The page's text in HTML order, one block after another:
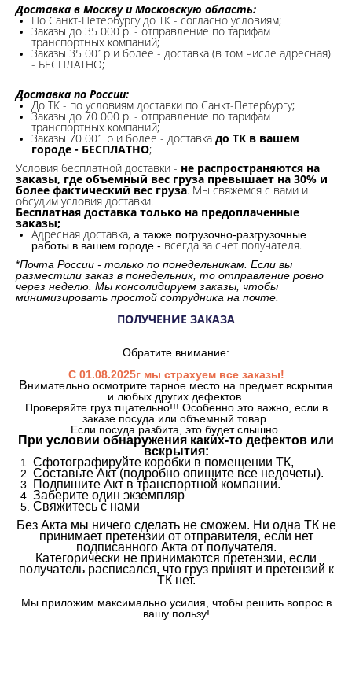
Доставка в Москву и Московскую область:
По Санкт-Петербургу до ТК - согласно условиям;
Заказы до 35 000 р. - отправление по тарифам
транспортных компаний;
Заказы 35 001р и более - доставка (в том числе адресная)
- БЕСПЛАТНО;
Доставка по России:
До ТК - по условиям доставки по Санкт-Петербургу;
Заказы до 70 000 р. - отправление по тарифам
транспортных компаний;
Заказы 70 001 р и более - доставка до ТК в вашем
городе - БЕСПЛАТНО;
Условия бесплатной доставки - не распространяются на
заказы, где объемный вес груза превышает на 30% и
более фактический вес груза. Мы свяжемся с вами и
обсудим условия доставки.
Бесплатная доставка только на предоплаченные
заказы;
Адресная доставка, а также погрузочно-разгрузочные
работы в вашем городе - всегда за счет получателя.
*Почта России - только по понедельникам. Если вы
разместили заказ в понедельник, то отправление ровно
через неделю. Мы консолидируем заказы, чтобы
минимизировать простой сотрудника на почте.
ПОЛУЧЕНИЕ ЗАКАЗА
Обратите внимание:
С 01.08.2025г мы страхуем все заказы!
Внимательно осмотрите тарное место на предмет вскрытия
и любых других дефектов.
Проверяйте груз тщательно!!! Особенно это важно, если в
заказе посуда или объемный товар.
Если посуда разбита, это будет слышно.
При условии обнаружения каких-то дефектов или
вскрытия:
Сфотографируйте коробки в помещении ТК,
Составьте Акт (подробно опишите все недочеты).
Подпишите Акт в транспортной компании.
Заберите один экземпляр
Свяжитесь с нами
Без Акта мы ничего сделать не сможем. Ни одна ТК не
принимает претензии от отправителя, если нет
подписанного Акта от получателя.
Категорически не принимаются претензии, если
получатель расписался, что груз принят и претензий к
ТК нет.
Мы приложим максимально усилия, чтобы решить вопрос в
вашу пользу!